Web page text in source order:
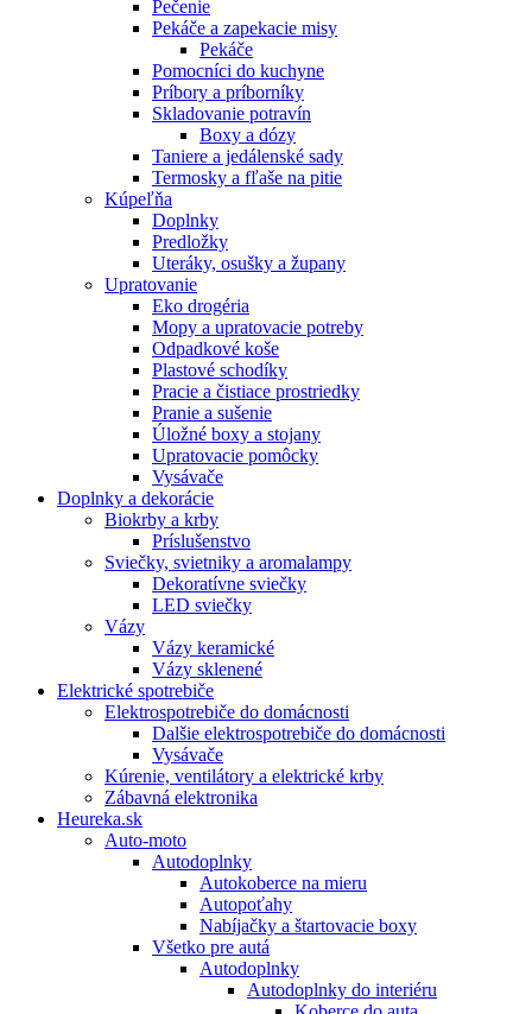
Pečenie
Pekáče a zapekacie misy
Pekáče
Pomocníci do kuchyne
Príbory a príborníky
Skladovanie potravín
Boxy a dózy
Taniere a jedálenské sady
Termosky a fľaše na pitie
Kúpeľňa
Doplnky
Predložky
Uteráky, osušky a župany
Upratovanie
Eko drogéria
Mopy a upratovacie potreby
Odpadkové koše
Plastové schodíky
Pracie a čistiace prostriedky
Pranie a sušenie
Úložné boxy a stojany
Upratovacie pomôcky
Vysávače
Doplnky a dekorácie
Biokrby a krby
Príslušenstvo
Sviečky, svietniky a aromalampy
Dekoratívne sviečky
LED sviečky
Vázy
Vázy keramické
Vázy sklenené
Elektrické spotrebiče
Elektrospotrebiče do domácnosti
Dalšie elektrospotrebiče do domácnosti
Vysávače
Kúrenie, ventilátory a elektrické krby
Zábavná elektronika
Heureka.sk
Auto-moto
Autodoplnky
Autokoberce na mieru
Autopoťahy
Nabíjačky a štartovacie boxy
Všetko pre autá
Autodoplnky
Autodoplnky do interiéru